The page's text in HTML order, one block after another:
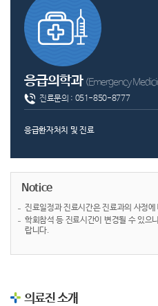
응급의학과 (Emergency
진료문의 : 051-850-8777
응급환자처치 및 진료
Notice
진료일정과 진료시간은 진료과의 사정
학회참석 등 진료시간이 변경될 수 있으
랍니다.
의료진 소개